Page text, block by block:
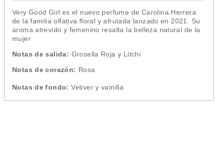
Very Good Girl es el nuevo perfume de Carolina Herrera
de la familia olfativa floral y afrutada lanzado en 2021. Su
aroma atrevido y femenino resalta la belleza natural de la
mujer
Notas de salida: Grosella Roja y Litchi
Notas de corazón: Rosa
Notas de fondo:Vetiver y vainilla